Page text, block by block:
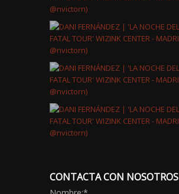
CONTACTA CON NOSOTROS